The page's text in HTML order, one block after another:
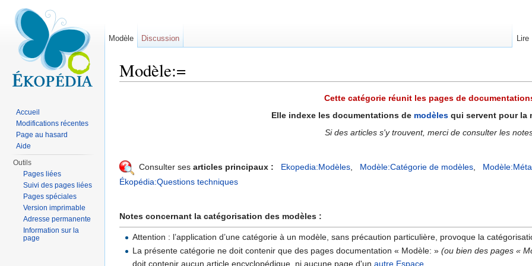
Modèle:=
Cette catégorie réunit les pages de
Elle indexe les documentations de modèles qui servent pour la
Si des articles s'y trouvent, merci de consulter les
Consulter ses articles principaux : Ekopedia:Modèles, Modèle:Catégorie de modèles,
Ékopédia:Questions techniques
Notes concernant la catégorisation des modèles :
Attention : l’application d’une catégorie à un modèle, sans précaution particulière, provoque la
La présente catégorie ne doit contenir que des pages documentation « Modèle: »(ou bien des pages «
doit contenir aucun article encyclopédique, ni aucune page d'unautre Espace
Modèle Discussion Lire
Accueil
Modifications récentes
Page au hasard
Aide
Outils
Pages liées
Suivi des pages liées
Pages spéciales
Version imprimable
Adresse permanente
Information sur la
page